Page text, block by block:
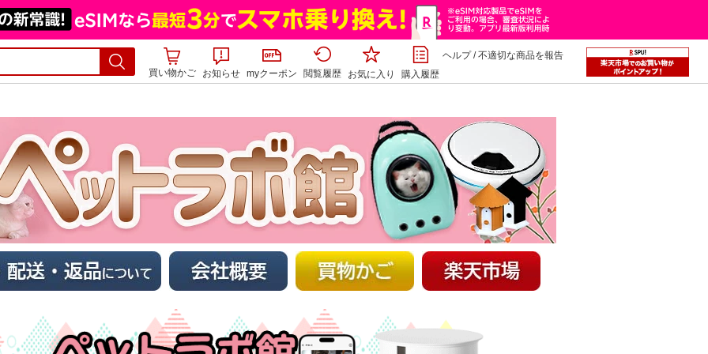
買い物かご お知らせ myクーポン 閲覧履歴 お気に入り 購入履歴
ヘルプ/不適切な商品を報告